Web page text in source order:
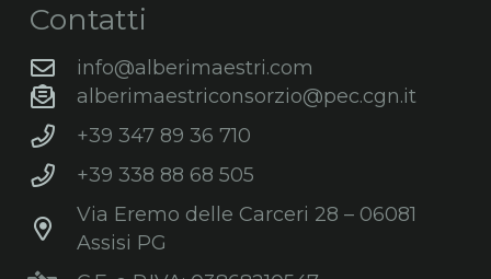
Contatti
info@alberimaestri.com
alberimaestriconsorzio@pec.cgn.it
+39 347 89 36 710
+39 338 88 68 505
Via Eremo delle Carceri 28 – 06081
Assisi PG